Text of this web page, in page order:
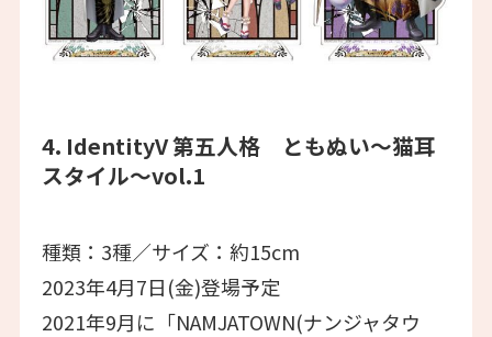
4. IdentityV 第五人格 ともぬい～猫耳
スタイル～vol.1
種類：3種／サイズ：約15cm
2023年4月7日(金)登場予定
2021年9月に「NAMJATOWN(ナンジャタウ